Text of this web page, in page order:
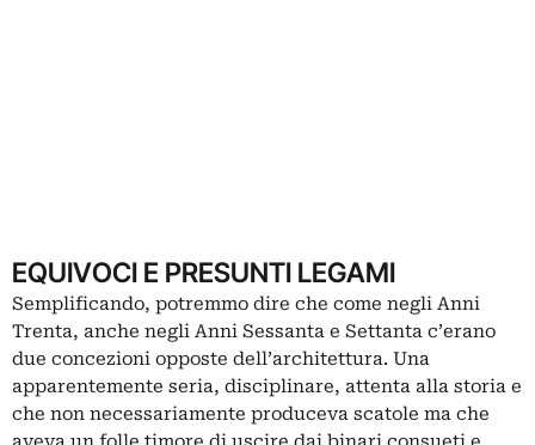
EQUIVOCI E PRESUNTI LEGAMI
Semplificando, potremmo dire che come negli Anni
Trenta, anche negli Anni Sessanta e Settanta c’erano
due concezioni opposte dell’architettura. Una
apparentemente seria, disciplinare, attenta alla storia e
che non necessariamente produceva scatole ma che